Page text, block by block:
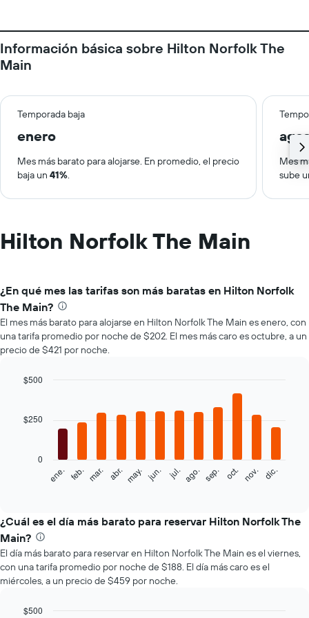
Información básica sobre Hilton Norfolk The
Main
Temporada baja
enero
Mes más barato para alojarse. En promedio, el precio
baja un 41%.
Mes
sube
Hilton Norfolk The Main
¿En qué mes las tarifas son más baratas en Hilton Norfolk
The Main?
El mes más barato para alojarse en Hilton Norfolk The Main es enero, con
una tarifa promedio por noche de $202. El mes más caro es octubre, a un
precio de $421 por noche.
with
siguiente
el
precio
promedio
de
una
habitación
mes
ene. feb. mar. abr. may. jun. jul. ago. sep. oct. nov. dic.
0
$250
$500
¿Cuál es el día más barato para reservar Hilton Norfolk The
Main?
El día más barato para reservar en Hilton Norfolk The Main es el viernes,
con una tarifa promedio por noche de $188. El día más caro es el
miércoles, a un precio de $459 por noche.
$500